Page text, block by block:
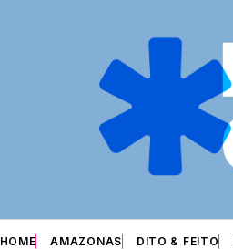
HOME AMAZONAS DITO & FEITO